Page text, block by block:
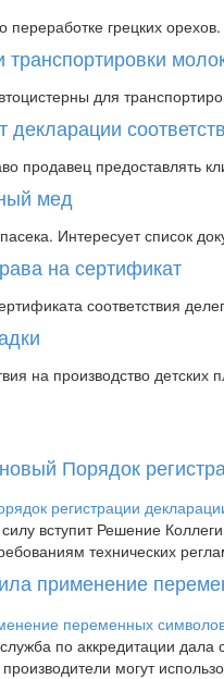
грецких
для
продавец предоставлять
мед
Интересует список
на сертификат
соответствия
на производство детских
Порядок
вступит Решение
технических
применение
по аккредитации
могут